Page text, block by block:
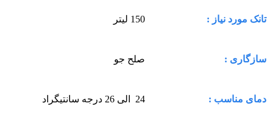
تانک مورد نیاز : 150 لیتر
سازگاری : صلح جو
دمای مناسب : 24 الی 26 درجه سانتیگراد